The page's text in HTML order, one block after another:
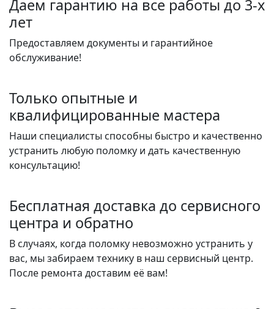
Даем гарантию на все работы до 3-х
лет
Предоставляем документы и гарантийное
обслуживание!
Только опытные и
квалифицированные мастера
Наши специалисты способны быстро и качественно
устранить любую поломку и дать качественную
консультацию!
Бесплатная доставка до сервисного
центра и обратно
В случаях, когда поломку невозможно устранить у
вас, мы забираем технику в наш сервисный центр.
После ремонта доставим её вам!